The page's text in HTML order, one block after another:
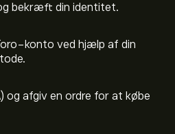
bekræft din identitet.
konto ved hjælp af din
og afgiv en ordre for at købe